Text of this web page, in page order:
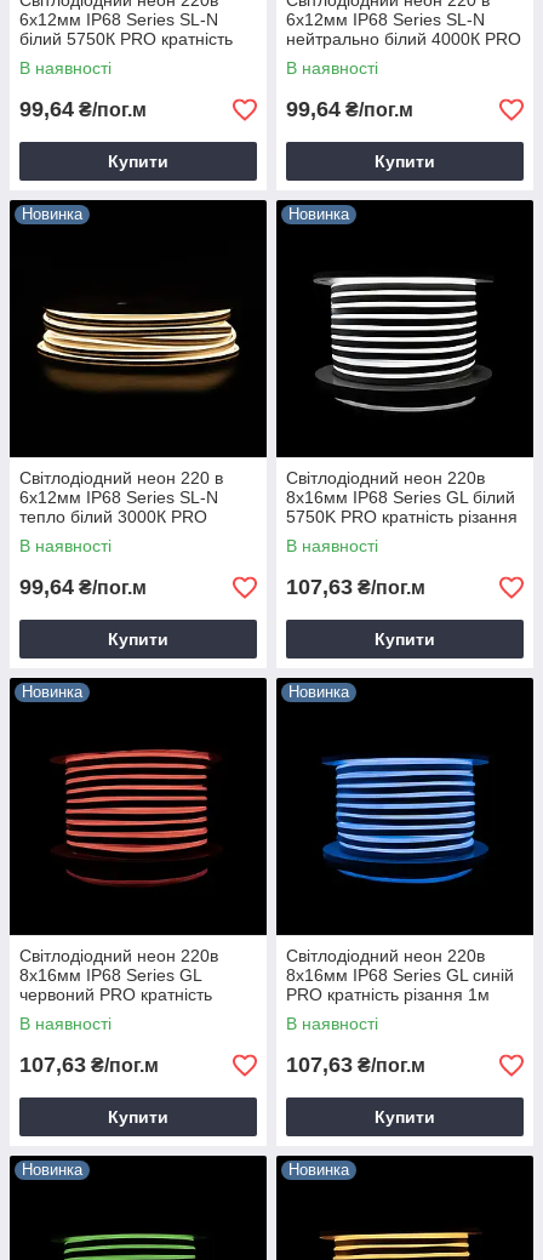
6х12мм IP68 Series SL-N
білий 5750К PRO кратність
різання 10см Prolum 160045
В наявності
99,64 ₴/пог.м
Купити
6х12мм IP68 Series SL-N
нейтрально білий 4000К PRO
кратність різання 10 см
Prolum 160046
В наявності
99,64 ₴/пог.м
Купити
Новинка
Світлодіодний неон 220 в
6х12мм IP68 Series SL-N
тепло білий 3000К PRO
кратність різання 10 см
Prolum 160047
В наявності
99,64 ₴/пог.м
Купити
Новинка
Світлодіодний неон 220в
8х16мм IP68 Series GL білий
5750K PRO кратність різання
1м Prolum 160011
В наявності
107,63 ₴/пог.м
Купити
Новинка
Світлодіодний неон 220в
8х16мм IP68 Series GL
червоний PRO кратність
різання 1м Prolum 160008
В наявності
107,63 ₴/пог.м
Купити
Новинка
Світлодіодний неон 220в
8х16мм IP68 Series GL синій
PRO кратність різання 1м
Prolum 160005
В наявності
107,63 ₴/пог.м
Купити
Новинка Новинка